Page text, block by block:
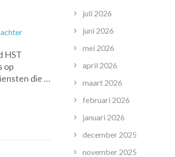
op
en
Transportoplossingen
HST
op
die …
juli 2026
juni 2026
mei 2026
april 2026
maart 2026
februari 2026
januari 2026
december 2025
november 2025